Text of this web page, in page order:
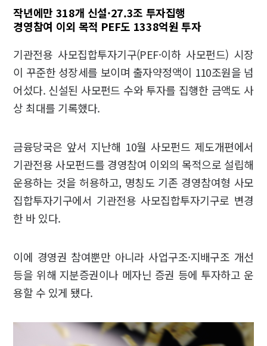
작년에만 318개 신설·27.3조 투자집행
경영참여 이외 목적 PEF도 1338억원 투자
기관전용 사모집합투자기구(PEF·이하 사모펀드) 시장
이 꾸준한 성장세를 보이며 출자약정액이 110조원을 넘
어섰다. 신설된 사모펀드 수와 투자를 집행한 금액도 사
상 최대를 기록했다.
금융당국은 앞서 지난해 10월 사모펀드 제도개편에서
기관전용 사모펀드를 경영참여 이외의 목적으로 설립해
운용하는 것을 허용하고, 명칭도 기존 경영참여형 사모
집합투자기구에서 기관전용 사모집합투자기구로 변경
한 바 있다.
이에 경영권 참여뿐만 아니라 사업구조·지배구조 개선
등을 위해 지분증권이나 메자닌 증권 등에 투자하고 운
용할 수 있게 됐다.